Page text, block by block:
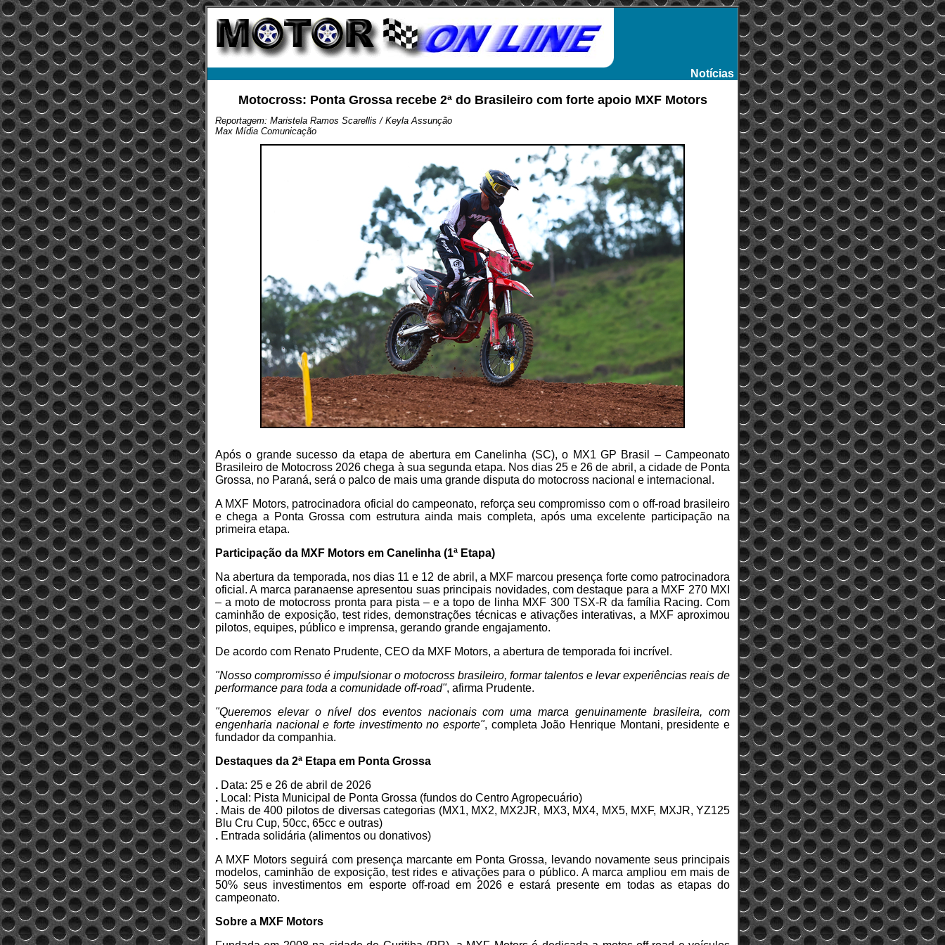
Notícias
Motocross: Ponta Grossa recebe 2ª do Brasileiro com forte apoio MXF Motors
Reportagem: Maristela Ramos Scarellis / Keyla Assunção
Max Mídia Comunicação
Após o grande sucesso da etapa de abertura em Canelinha (SC), o MX1 GP Brasil – Campeonato
Brasileiro de Motocross 2026 chega à sua segunda etapa. Nos dias 25 e 26 de abril, a cidade de Ponta
Grossa, no Paraná, será o palco de mais uma grande disputa do motocross nacional e internacional.
A MXF Motors, patrocinadora oficial do campeonato, reforça seu compromisso com o off-road brasileiro
e chega a Ponta Grossa com estrutura ainda mais completa, após uma excelente participação na
primeira etapa.
Participação da MXF Motors em Canelinha (1ª Etapa)
Na abertura da temporada, nos dias 11 e 12 de abril, a MXF marcou presença forte como patrocinadora
oficial. A marca paranaense apresentou suas principais novidades, com destaque para a MXF 270 MXI
– a moto de motocross pronta para pista – e a topo de linha MXF 300 TSX-R da família Racing. Com
caminhão de exposição, test rides, demonstrações técnicas e ativações interativas, a MXF aproximou
pilotos, equipes, público e imprensa, gerando grande engajamento.
De acordo com Renato Prudente, CEO da MXF Motors, a abertura de temporada foi incrível.
"Nosso compromisso é impulsionar o motocross brasileiro, formar talentos e levar experiências reais de
performance para toda a comunidade off-road", afirma Prudente.
"Queremos elevar o nível dos eventos nacionais com uma marca genuinamente brasileira, com
engenharia nacional e forte investimento no esporte", completa João Henrique Montani, presidente e
fundador da companhia.
Destaques da 2ª Etapa em Ponta Grossa
. Data: 25 e 26 de abril de 2026
. Local: Pista Municipal de Ponta Grossa (fundos do Centro Agropecuário)
. Mais de 400 pilotos de diversas categorias (MX1, MX2, MX2JR, MX3, MX4, MX5, MXF, MXJR, YZ125
Blu Cru Cup, 50cc, 65cc e outras)
. Entrada solidária (alimentos ou donativos)
A MXF Motors seguirá com presença marcante em Ponta Grossa, levando novamente seus principais
modelos, caminhão de exposição, test rides e ativações para o público. A marca ampliou em mais de
50% seus investimentos em esporte off-road em 2026 e estará presente em todas as etapas do
campeonato.
Sobre a MXF Motors